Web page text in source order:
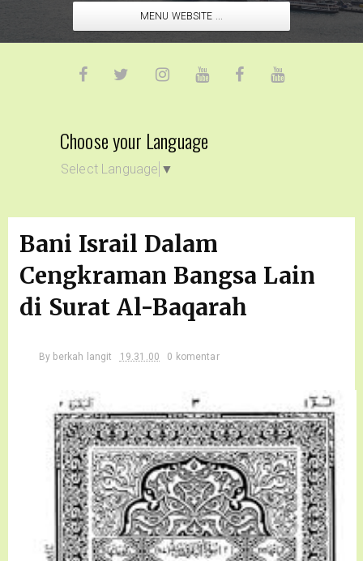
MENU WEBSITE ...
Choose your Language
Select Language ▼
Bani Israil Dalam
Cengkraman Bangsa Lain
di Surat Al-Baqarah
By berkah langit 19.31.00 0 komentar